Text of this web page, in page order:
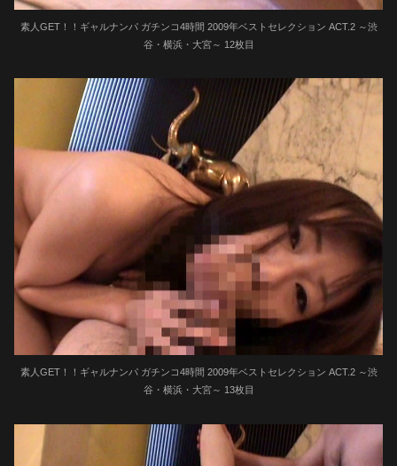
素人GET！！ギャルナンパ ガチンコ4時間 2009年ベストセレクション ACT.2 ～渋
谷・横浜・大宮～ 12枚目
素人GET！！ギャルナンパ ガチンコ4時間 2009年ベストセレクション ACT.2 ～渋
谷・横浜・大宮～ 13枚目